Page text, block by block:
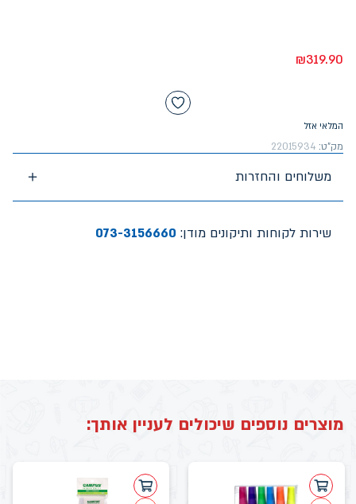
₪319.90
המלאי אזל
מק"ט: 22015934
משלוחים והחזרות
שירות לקוחות ותיקונים מודן: 073-3156660
מוצרים נוספים שיכולים לעניין אותך: